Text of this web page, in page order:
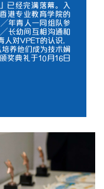
已经完满落幕。入
港专业教育学院的
年青人一同组队参
长幼间互相沟通和
对VPET的认识，
养他们成为技术娴
奖典礼于10月16日